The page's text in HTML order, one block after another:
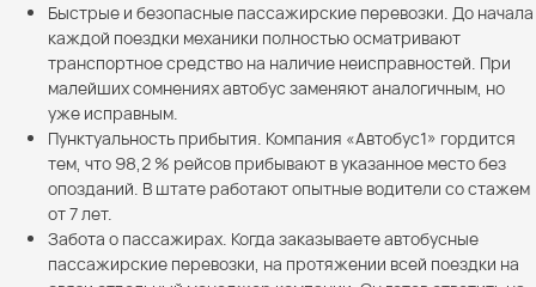
Быстрые и безопасные пассажирские перевозки. До начала
каждой поездки механики полностью осматривают
транспортное средство на наличие неисправностей. При
малейших сомнениях автобус заменяют аналогичным, но
уже исправным.
Пунктуальность прибытия. Компания «Автобус1» гордится
тем, что 98,2 % рейсов прибывают в указанное место без
опозданий. В штате работают опытные водители со стажем
от 7 лет.
Забота о пассажирах. Когда заказываете автобусные
пассажирские перевозки, на протяжении всей поездки на